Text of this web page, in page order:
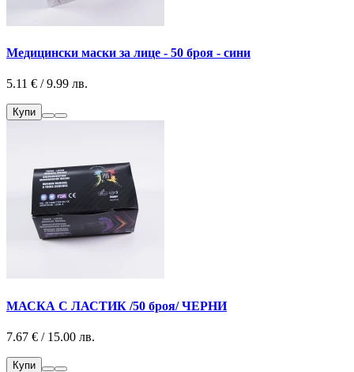
Медицински маски за лице - 50 броя - сини
5.11 € / 9.99 лв.
Купи
МАСКА С ЛАСТИК /50 броя/ ЧЕРНИ
7.67 € / 15.00 лв.
Купи